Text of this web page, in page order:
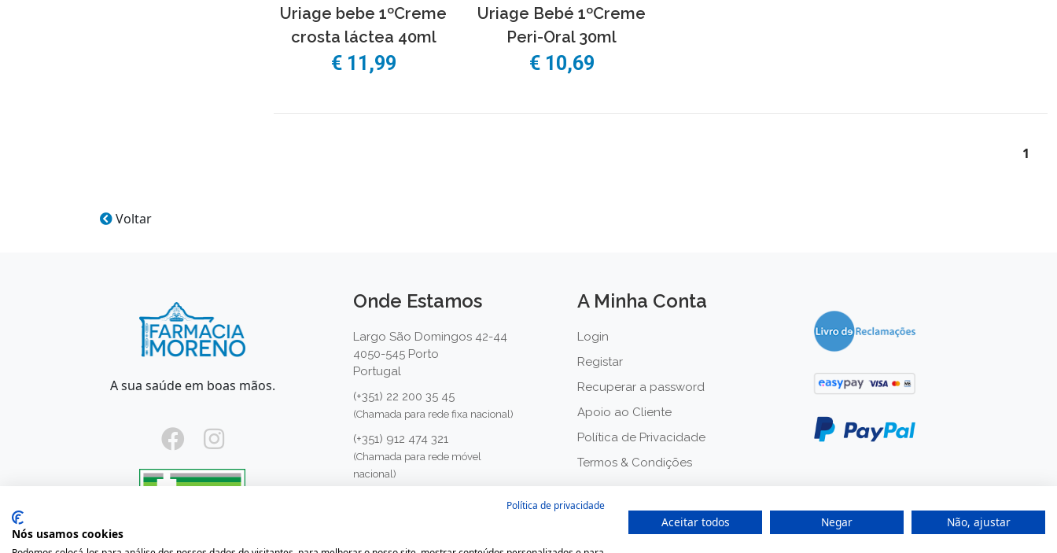
Uriage bebe 1ºCreme
crosta láctea 40ml
€ 11,99
Uriage Bebé 1ºCreme
Peri-Oral 30ml
€ 10,69
1
Voltar
A sua saúde em boas mãos.
Onde Estamos
Largo São Domingos 42-44
4050-545 Porto
Portugal
(+351) 22 200 35 45
(Chamada para rede fixa nacional)
(+351) 912 474 321
(Chamada para rede móvel
nacional)
A Minha Conta
Login
Registar
Recuperar a password
Apoio ao Cliente
Política de Privacidade
Termos & Condições
Política de privacidade
Nós usamos cookies
Aceitar todos Negar Não, ajustar